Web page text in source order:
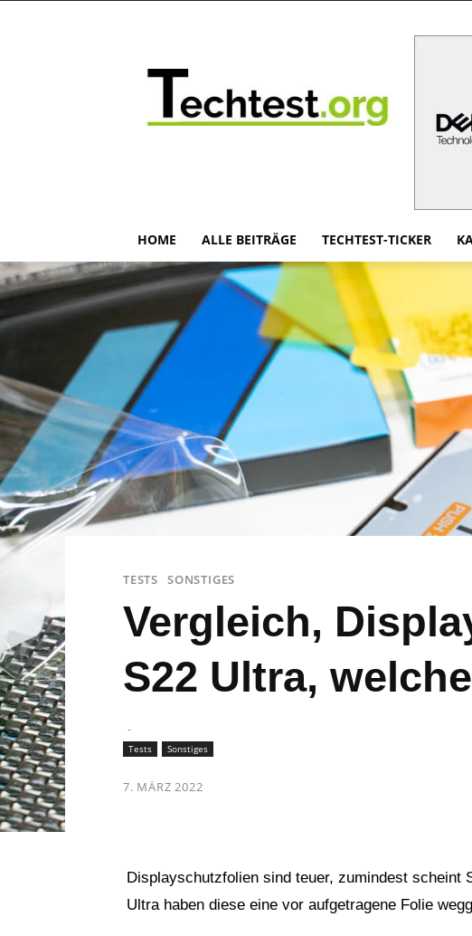
HOME ALLE BEITRÄGE TECHTEST-TICKER
TESTS SONSTIGES
Vergleich,
S22 Ultra,
-
Tests
Sonstiges
7. MÄRZ 2022
Displayschutzfolien sind teuer, zumindest scheint
Ultra haben diese eine vor aufgetragene Folie